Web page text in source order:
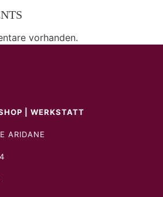
vorhanden.
| WERKSTATT
ARIDANE